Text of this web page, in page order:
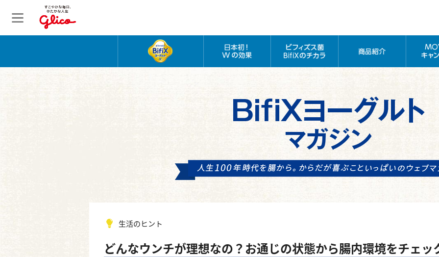
生活のヒント
どんなウンチが理想なの？お通じの状態から腸内環境をチェッ